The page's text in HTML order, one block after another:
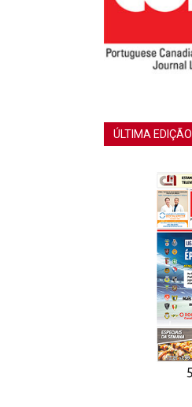
ÚLTIMA EDIÇÃO